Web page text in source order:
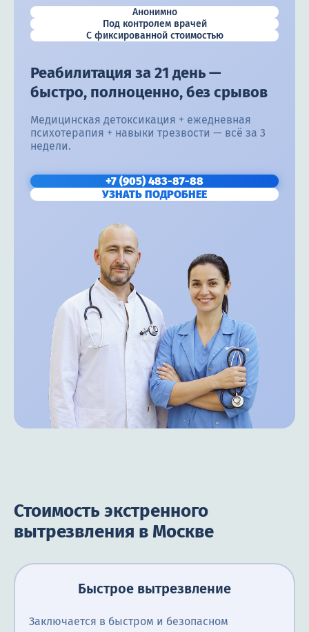
Анонимно
Под контролем врачей
С фиксированной стоимостью
Реабилитация за 21 день —
быстро, полноценно, без срывов
Медицинская детоксикация + ежедневная
психотерапия + навыки трезвости — всё за 3
недели.
+7 (905) 483-87-88
УЗНАТЬ ПОДРОБНЕЕ
Стоимость экстренного
вытрезвления в Москве
Быстрое вытрезвление
Заключается в быстром и безопасном